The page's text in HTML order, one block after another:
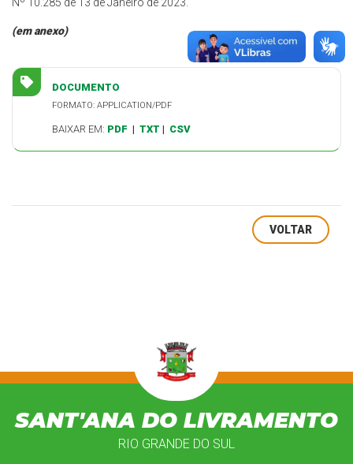
Nº 10.285 de 13 de Janeiro de 2023.
(em anexo)
DOCUMENTO
FORMATO: APPLICATION/PDF
BAIXAR EM: PDF | TXT | CSV
VOLTAR
SANT'ANA DO LIVRAMENTO
RIO GRANDE DO SUL